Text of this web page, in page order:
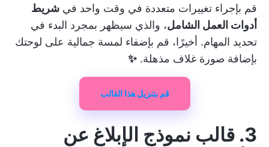
قم بإجراء تغييرات متعددة في وقت واحد في شريط
أدوات العمل الشامل، والذي سيظهر بمجرد البدء في
تحديد المهام. أخيرًا، قم بإضفاء لمسة جمالية على لوحتك
بإضافة صورة غلاف مذهلة. ✨
قم بتنزيل هذا القالب
3. قالب نموذج الإبلاغ عن